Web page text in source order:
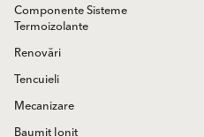
Componente Sisteme
Termoizolante
Renovări
Tencuieli
Mecanizare
Baumit Ionit